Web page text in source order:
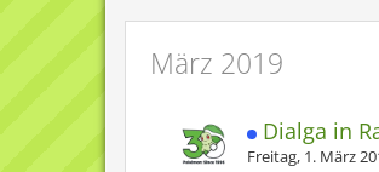
März 2019
Dialga in
Freitag, 1. März